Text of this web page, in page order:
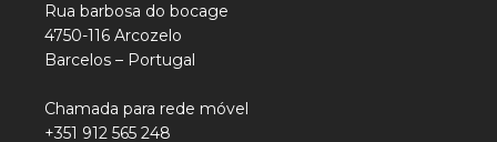
Rua barbosa do bocage
4750-116 Arcozelo
Barcelos – Portugal
Chamada para rede móvel
+351 912 565 248